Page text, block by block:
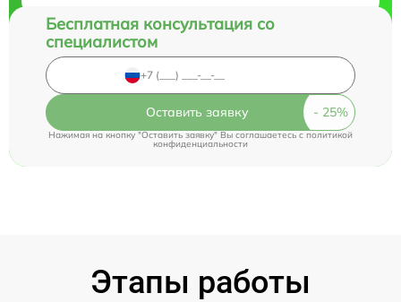
Бесплатная консультация со
специалистом
Оставить заявку
Нажимая на кнопку "Оставить заявку" Вы соглашаетесь cполитикой
конфиденциальности
Этапы работы